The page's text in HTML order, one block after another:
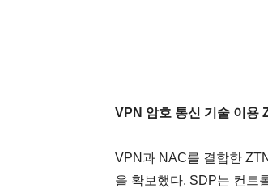
VPN 암호 통신 기술 이용
VPN과 NAC를 결합한
을 확보했다. SDP는 컨트